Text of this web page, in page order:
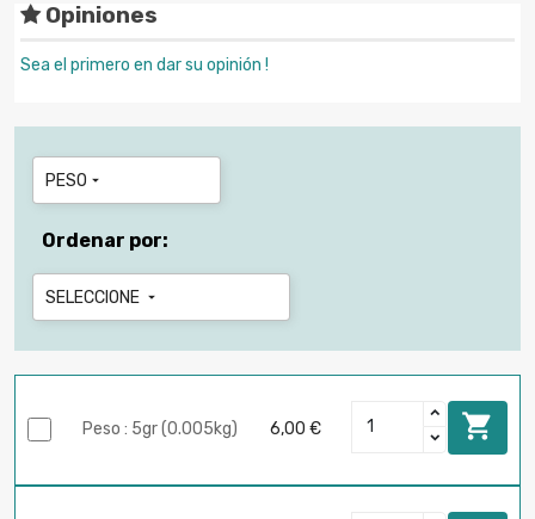
Opiniones
Sea el primero en dar su opinión !
PESO 
Ordenar por:
SELECCIONE 
Peso : 5gr (0.005kg) 6,00 € 